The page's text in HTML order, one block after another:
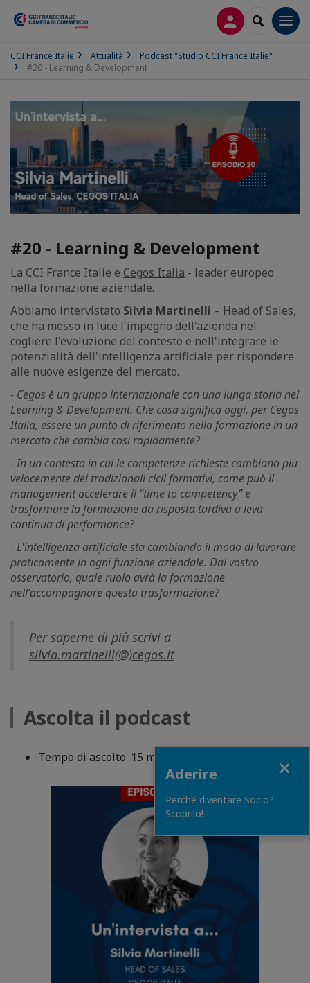
LOG INSEARCH
CCI France Italie Attualità
Podcast "Studio CCI France Italie"
#20 - Learning & Development
#20 - Learning & Development
La CCI France Italie e Cegos Italia - leader europeo
nella formazione aziendale.
Abbiamo intervistato Silvia Martinelli – Head of Sales,
che ha messo in luce l'impegno dell'azienda nel
cogliere l'evoluzione del contesto e nell'integrare le
potenzialità dell'intelligenza artificiale per rispondere
alle nuove esigenze del mercato.
- Cegos è un gruppo internazionale con una lunga storia nel
Learning & Development. Che cosa significa oggi, per Cegos
Italia, essere un punto di riferimento nella formazione in un
mercato che cambia così rapidamente?
- In un contesto in cui le competenze richieste cambiano più
velocemente dei tradizionali cicli formativi, come può il
management accelerare il “time to competency” e
trasformare la formazione da risposta tardiva a leva
continua di performance?
- L'intelligenza artificiale sta cambiando il modo di lavorare
praticamente in ogni funzione aziendale. Dal vostro
osservatorio, quale ruolo avrà la formazione
nell'accompagnare questa trasformazione?
Per saperne di più scrivi a
silvia.martinelli(@)cegos.it
Ascolta il podcast
Tempo di ascolto: 15 minuti
Aderire
Perché diventare Socio?
Scoprilo!